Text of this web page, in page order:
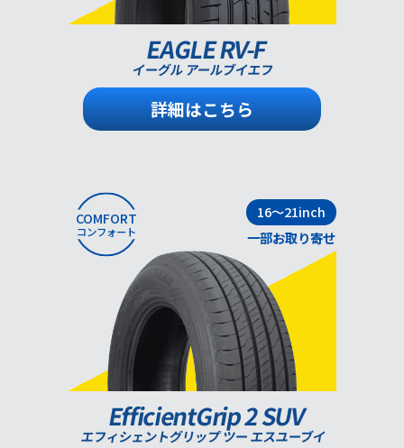
EAGLE RV-F
イーグル アールブイエフ
詳細はこちら
COMFORT
コンフォート
16～21inch
一部お取り寄せ
EfficientGrip 2 SUV
エフィシェントグリップ ツー エスユーブイ